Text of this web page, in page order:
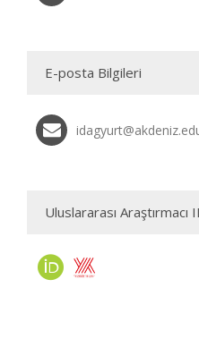
E-posta Bilgileri
Uluslararası Araştırmacı